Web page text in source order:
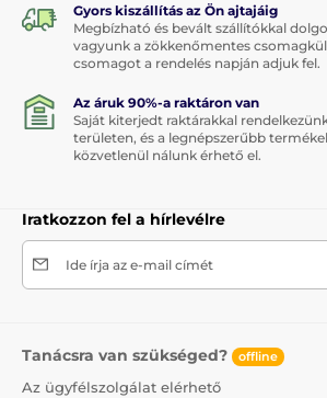
Gyors kiszállítás az Ön ajtajáig
Megbízható és bevált szállítókkal
vagyunk a zökkenőmentes
csomagot a rendelés napján adjuk fel.
Az áruk 90%-a raktáron van
Saját kiterjedt raktárakkal
területen, és a legnépszerűbb
közvetlenül nálunk érhető el.
Iratkozzon fel a hírlevélre
Ide írja az e-mail címét
Tanácsra van szükséged? offline
Az ügyfélszolgálat elérhető